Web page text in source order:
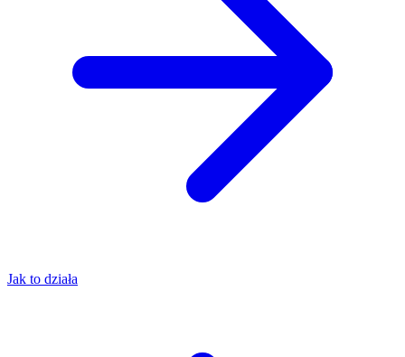
Jak to działa